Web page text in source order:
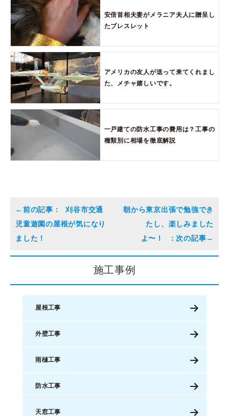
安倍首相夫妻がメラニア夫人に贈呈し
たブレスレット
アメリカの友人が送って来てくれまし
た、メチャ嬉しいです。
一戸建ての防水工事の費用は？工事の
種類別に相場を徹底解説
刈谷市交通
児童遊園の屋根が気になり
ました！
朝から東京出張で勉強でき
たし、楽しみました
よ〜！
施工事例
屋根工事
外壁工事
雨樋工事
防水工事
天窓工事